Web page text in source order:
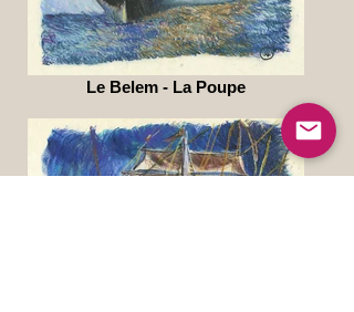
Le Belem - La Poupe